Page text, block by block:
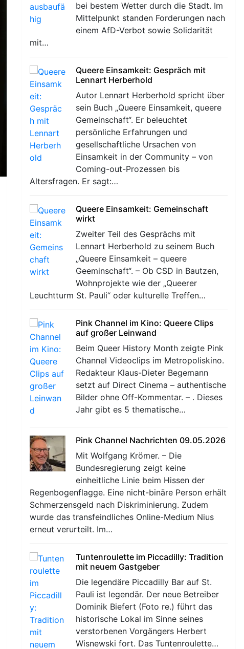
bei bestem Wetter durch die Stadt. Im
Mittelpunkt standen Forderungen nach
einem AfD-Verbot sowie Solidarität
mit…
Queere Einsamkeit: Gespräch mit
Lennart Herberhold
Autor Lennart Herberhold spricht über
sein Buch „Queere Einsamkeit, queere
Gemeinschaft“. Er beleuchtet
persönliche Erfahrungen und
gesellschaftliche Ursachen von
Einsamkeit in der Community – von
Coming-out-Prozessen bis
Altersfragen. Er sagt:…
Queere Einsamkeit: Gemeinschaft
wirkt
Zweiter Teil des Gesprächs mit
Lennart Herberhold zu seinem Buch
„Queere Einsamkeit – queere
Geeminschaft“. – Ob CSD in Bautzen,
Wohnprojekte wie der „Queerer
Leuchtturm St. Pauli“ oder kulturelle Treffen…
Pink Channel im Kino: Queere Clips
auf großer Leinwand
Beim Queer History Month zeigte Pink
Channel Videoclips im Metropoliskino.
Redakteur Klaus-Dieter Begemann
setzt auf Direct Cinema – authentische
Bilder ohne Off-Kommentar. – . Dieses
Jahr gibt es 5 thematische…
Pink Channel Nachrichten 09.05.2026
Mit Wolfgang Krömer. – Die
Bundesregierung zeigt keine
einheitliche Linie beim Hissen der
Regenbogenflagge. Eine nicht-binäre Person erhält
Schmerzensgeld nach Diskriminierung. Zudem
wurde das transfeindliches Online-Medium Nius
erneut verurteilt. Im…
Tuntenroulette im Piccadilly: Tradition
mit neuem Gastgeber
Die legendäre Piccadilly Bar auf St.
Pauli ist legendär. Der neue Betreiber
Dominik Biefert (Foto re.) führt das
historische Lokal im Sinne seines
verstorbenen Vorgängers Herbert
Wisnewski fort. Das Tuntenroulette…